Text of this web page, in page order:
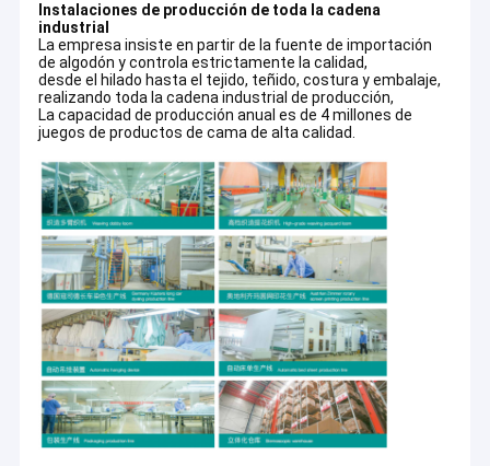
Instalaciones de producción de toda la cadena
industrial
La empresa insiste en partir de la fuente de importación
de algodón y controla estrictamente la calidad,
desde el hilado hasta el tejido, teñido, costura y embalaje,
realizando toda la cadena industrial de producción,
La capacidad de producción anual es de 4 millones de
juegos de productos de cama de alta calidad.